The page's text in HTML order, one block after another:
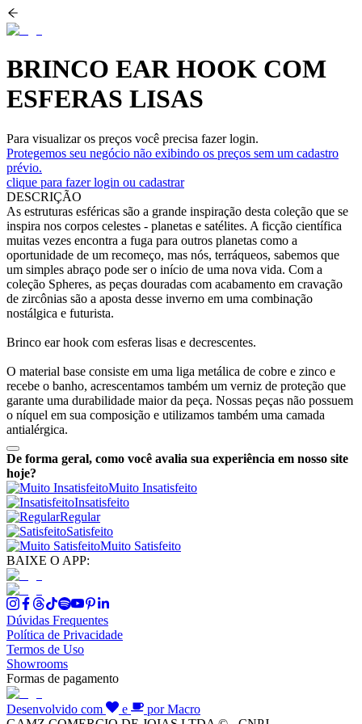
BRINCO EAR HOOK COM
ESFERAS LISAS
Para visualizar os preços você precisa fazer login.
Protegemos seu negócio não exibindo os preços sem um cadastro
prévio.
clique para fazer login ou cadastrar
DESCRIÇÃO
As estruturas esféricas são a grande inspiração desta coleção que se
inspira nos corpos celestes - planetas e satélites. A ficção científica
muitas vezes encontra a fuga para outros planetas como a
oportunidade de um recomeço, mas nós, terráqueos, sabemos que
um simples abraço pode ser o início de uma nova vida. Com a
coleção Spheres, as peças douradas com acabamento em cravação
de zircônias são a aposta desse inverno em uma combinação
nostálgica e futurista.
Brinco ear hook com esferas lisas e decrescentes.
O material base consiste em uma liga metálica de cobre e zinco e
recebe o banho, acrescentamos também um verniz de proteção que
garante uma durabilidade maior da peça. Nossas peças não possuem
o níquel em sua composição e utilizamos também uma camada
antialérgica.
De forma geral, como você avalia sua experiência em nosso site
hoje?
Muito Insatisfeito
Insatisfeito
Regular
Satisfeito
Muito Satisfeito
BAIXE O APP:
Dúvidas Frequentes
Política de Privacidade
Termos de Uso
Showrooms
Formas de pagamento
Desenvolvido com e
por Macro